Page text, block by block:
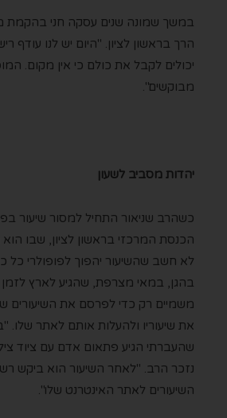
במשך שמונה שנים עסקה חני בהקמת
הרך בראשון לציון. "היום יש לנו עודף
יכולים לקבל את כולם כי אין מקום.
מבוקשים".
יהדות מסביב לשעון
כשהרב שניאור התחיל למסור שיעור
הכנסת המרכזי בראשון לציון, שבו
לא חשב שהשיעור יהפוך לפופולרי כל
בהגן, במאי מצרפת, שהגיע לארץ
משמיים רק כדי לפרסם את השיעורים
את שיעוריו ולהעלות אותם לאתר שלו.
שהעברתי הגיע פתאום אדם עם ציוד
נזכר הרב. "לאחר השיעור הוא ביקש
השיעורים לאתר האינטרנט שלו".